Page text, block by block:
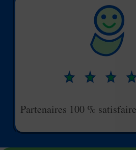
Partenaires 100 %